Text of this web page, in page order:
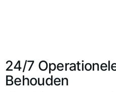
24/7
Behouden